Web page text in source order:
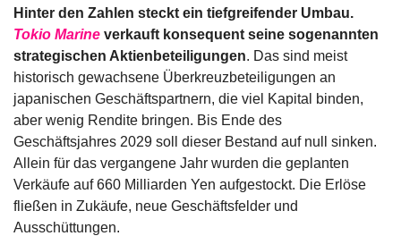
Tokio Marine verkauft konsequent seine sogenannten
strategischen Aktienbeteiligungen. Das sind meist
historisch gewachsene Überkreuzbeteiligungen an
japanischen Geschäftspartnern, die viel Kapital binden,
aber wenig Rendite bringen. Bis Ende des
Geschäftsjahres 2029 soll dieser Bestand auf null sinken.
Allein für das vergangene Jahr wurden die geplanten
Verkäufe auf 660 Milliarden Yen aufgestockt. Die Erlöse
fließen in Zukäufe, neue Geschäftsfelder und
Ausschüttungen.